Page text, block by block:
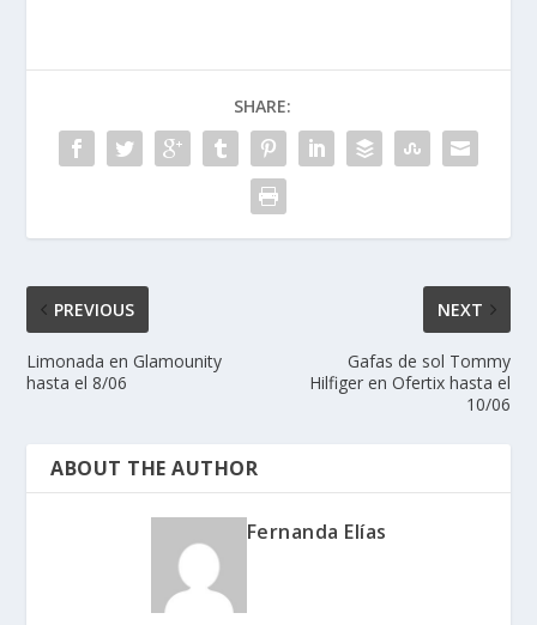
SHARE:
PREVIOUS
Limonada en Glamounity
hasta el 8/06
NEXT
Gafas de sol Tommy
Hilfiger en Ofertix hasta el
10/06
ABOUT THE AUTHOR
Fernanda Elías